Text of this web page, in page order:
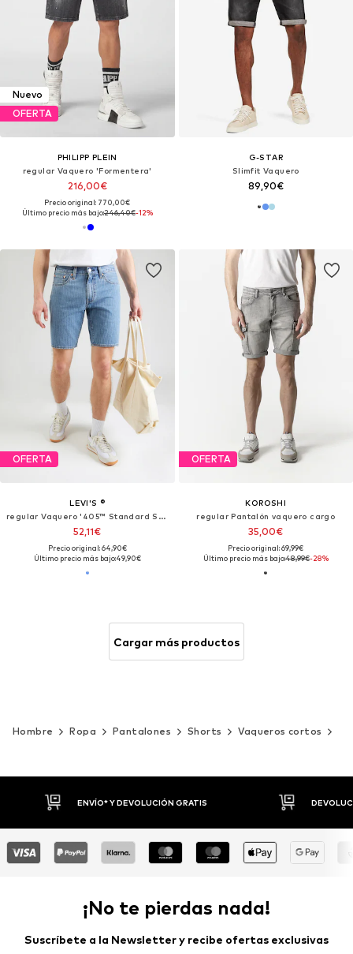
Nuevo
OFERTA
PHILIPP PLEIN
regular Vaquero 'Formentera'
216,00€
Precio original: 770,00€
Último precio más bajo:246,40€-12%
G-STAR
Slimfit Vaquero
89,90€
OFERTA
LEVI'S ®
regular Vaquero '405™ Standard Shorts'
52,11€
Precio original: 64,90€
Último precio más bajo:49,90€
OFERTA
KOROSHI
regular Pantalón vaquero cargo
35,00€
Precio original: 69,99€
Último precio más bajo:48,99€-28%
Cargar más productos
Hombre Ropa Pantalones Shorts Vaqueros cortos
DEVOLUCIONES HASTA 30 DÍAS
¡No te pierdas nada!
Suscríbete a la Newsletter y recibe ofertas exclusivas